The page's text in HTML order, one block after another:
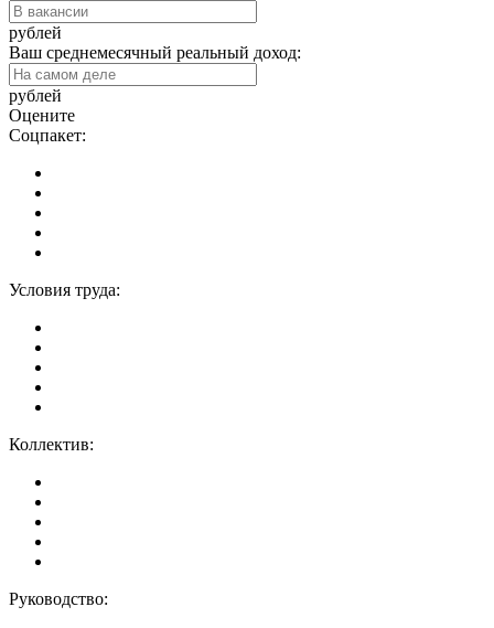
рублей
Ваш среднемесячный реальный доход:
рублей
Оцените
Соцпакет:
Условия труда:
Коллектив:
Руководство: